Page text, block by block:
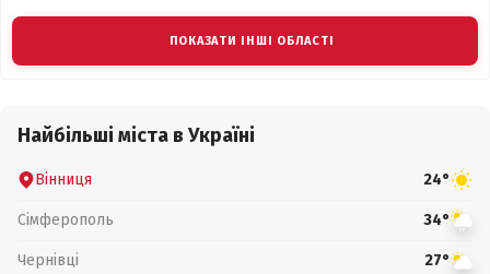
ПОКАЗАТИ ІНШІ ОБЛАСТІ
Найбільші міста в Україні
Вінниця 24°
Сімферополь 34°
Чернівці 27°